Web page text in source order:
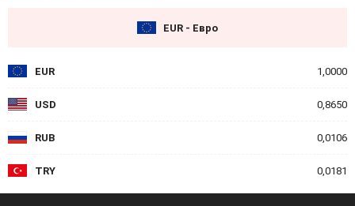
EUR - Евро
EUR 1,0000
USD 0,8650
RUB 0,0106
TRY 0,0181